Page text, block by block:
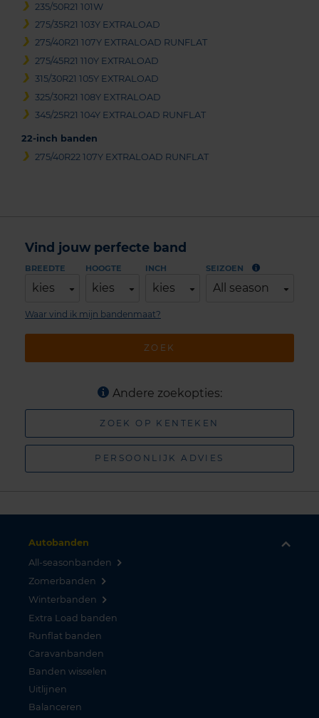
235/50R21 101W
275/35R21 103Y EXTRALOAD
275/40R21 107Y EXTRALOAD RUNFLAT
275/45R21 110Y EXTRALOAD
315/30R21 105Y EXTRALOAD
325/30R21 108Y EXTRALOAD
345/25R21 104Y EXTRALOAD RUNFLAT
22-inch banden
275/40R22 107Y EXTRALOAD RUNFLAT
Vind jouw perfecte band
BREEDTE
kies
HOOGTE
kies
INCH
kies
SEIZOEN
All season
ZOEK
Waar vind ik mijn bandenmaat?
Andere zoekopties:
ZOEK OP KENTEKEN
PERSOONLIJK ADVIES
Autobanden
All-seasonbanden
Zomerbanden
Winterbanden
Extra Load banden
Runflat banden
Caravanbanden
Banden wisselen
Uitlijnen
Balanceren